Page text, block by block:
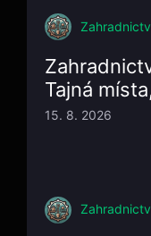
Tajná
15. 8. 2026